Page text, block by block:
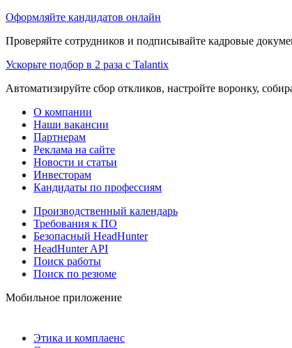
Оформляйте кандидатов онлайн
Проверяйте сотрудников и подписывайте кадровые
Ускорьте подбор в 2 раза с Talantix
Автоматизируйте сбор откликов, настройте воронку,
О компании
Наши вакансии
Партнерам
Реклама на сайте
Новости и статьи
Инвесторам
Кандидаты по профессиям
Производственный календарь
Требования к ПО
Безопасный HeadHunter
HeadHunter API
Поиск работы
Поиск по резюме
Мобильное приложение
Этика и комплаенс